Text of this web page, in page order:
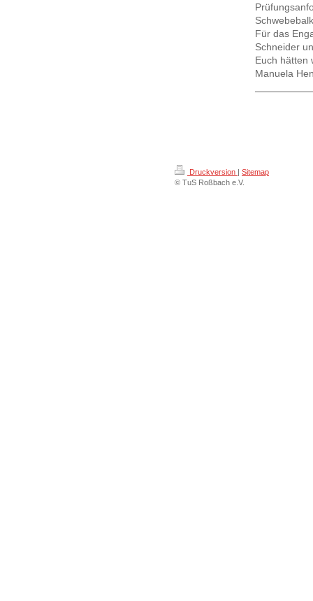
Für das
Schneider
Euch hätten
Manuela
Druckversion | Sitemap
© TuS Roßbach e.V.